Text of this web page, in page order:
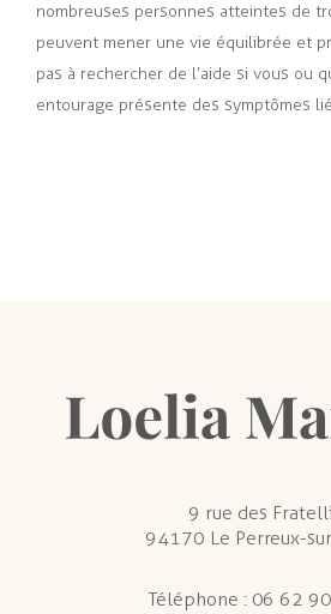
nombreuses personnes atteintes de
peuvent mener une vie équilibrée et
pas à rechercher de l’aide si vous ou
entourage présente des symptômes
9 rue des
94170 Le Perreux-
Téléphone : 06 62